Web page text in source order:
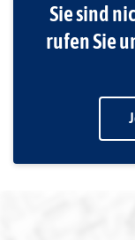
Sie sind
rufen Sie